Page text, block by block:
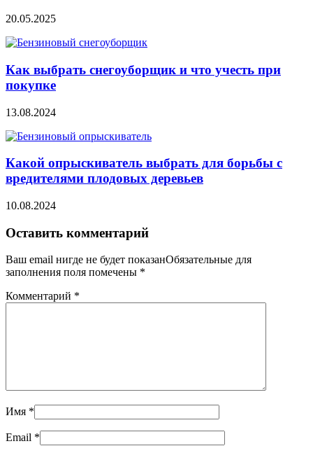
20.05.2025
Как выбрать снегоуборщик и что учесть при
покупке
13.08.2024
Какой опрыскиватель выбрать для борьбы с
вредителями плодовых деревьев
10.08.2024
Оставить комментарий
Ваш email нигде не будет показанОбязательные для
заполнения поля помечены *
Комментарий *
Имя *
Email *